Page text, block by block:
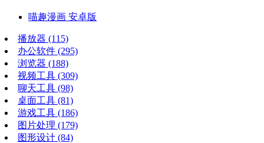
喵趣漫画 安卓版
播放器 (115)
办公软件 (295)
浏览器 (188)
视频工具 (309)
聊天工具 (98)
桌面工具 (81)
游戏工具 (186)
图片处理 (179)
图形设计 (84)